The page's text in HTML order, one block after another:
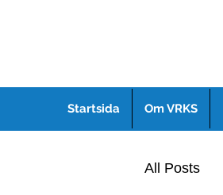
Startsida Om VRKS
All Posts